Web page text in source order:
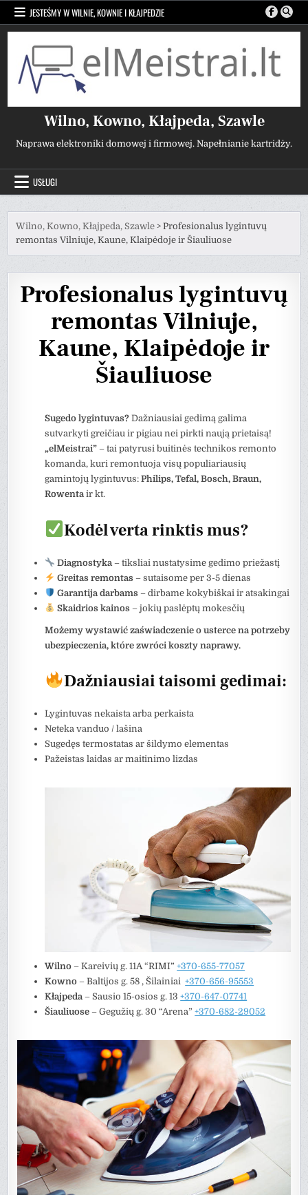
Przejdź
treści
JESTEŚMY W WILNIE, KOWNIE I KŁAJPEDZIE
Wilno, Kowno, Kłajpeda, Szawle
Naprawa elektroniki domowej i firmowej. Napełnianie kartridży.
USŁUGI
Wilno, Kowno, Kłajpeda, Szawle >Profesionalus lygintuvų
remontas Vilniuje, Kaune, Klaipėdoje ir Šiauliuose
Profesionalus lygintuvų
remontas Vilniuje,
Kaune, Klaipėdoje ir
Šiauliuose
Sugedo lygintuvas? Dažniausiai gedimą galima
sutvarkyti greičiau ir pigiau nei pirkti naują prietaisą!
„elMeistrai” – tai patyrusi buitinės technikos remonto
komanda, kuri remontuoja visų populiariausių
gamintojų lygintuvus:Philips, Tefal, Bosch, Braun,
Rowentair kt.
Kodėl verta rinktis mus?
Diagnostyka – tiksliai nustatysime gedimo priežastį
Greitas remontas – sutaisome per 3-5 dienas
Garantija darbams – dirbame kokybiškai ir atsakingai
Skaidrios kainos – jokių paslėptų mokesčių
Możemy wystawić zaświadczenie o usterce na potrzeby
ubezpieczenia, które zwróci koszty naprawy.
Dažniausiai taisomi gedimai:
Lygintuvas nekaista arba perkaista
Neteka vanduo / lašina
Sugedęs termostatas ar šildymo elementas
Pažeistas laidas ar maitinimo lizdas
Wilno – Kareivių g. 11A “RIMI”+370-655-77057
Kowno – Baltijos g. 58 , Šilainiai+370-656-95553
Kłajpeda – Sausio 15-osios g. 13+370-647-07741
Šiauliuose – Gegužių g. 30 “Arena”+370-682-29052